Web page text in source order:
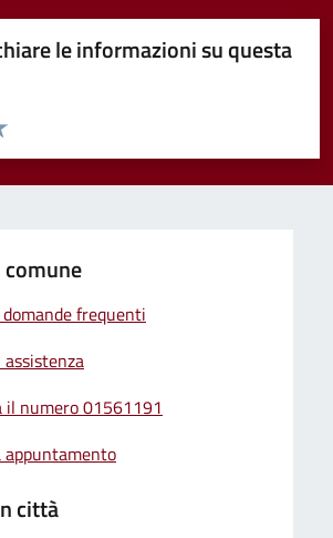
le informazioni su questa
pagina
5 stelle su 5
4 stelle su 5
su 5
su 5
frequenti
assistenza
il numero 01561191
appuntamento
città